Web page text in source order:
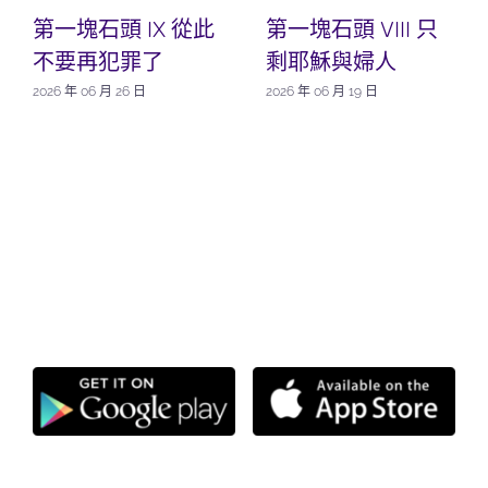
第一塊石頭 IX 從此
不要再犯罪了
2026 年 06 月 26 日
第一塊石頭 VIII 只
剩耶穌與婦人
2026 年 06 月 19 日